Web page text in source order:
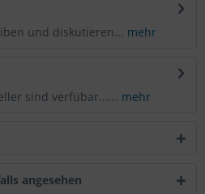
und diskutieren... mehr
sind verfübar...... mehr
angesehen